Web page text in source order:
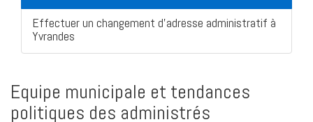
Effectuer un changement d'adresse administratif à
Yvrandes
Equipe municipale et tendances
politiques des administrés